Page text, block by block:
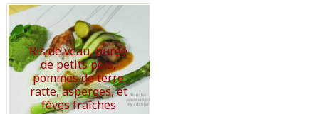
Ris de veau, purée
de petits pois,
pommes de terre
ratte, asperges, et
fèves fraîches